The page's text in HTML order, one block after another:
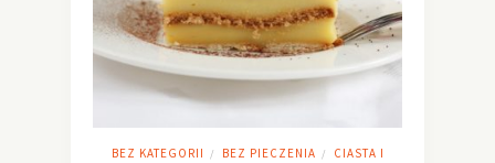
BEZ KATEGORII / BEZ PIECZENIA /
CIASTA I